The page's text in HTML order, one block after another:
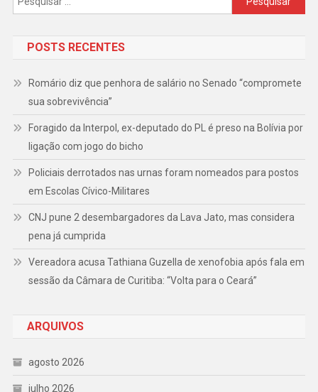
por:
POSTS RECENTES
Romário diz que penhora de salário no Senado “compromete
sua sobrevivência”
Foragido da Interpol, ex-deputado do PL é preso na Bolívia por
ligação com jogo do bicho
Policiais derrotados nas urnas foram nomeados para postos
em Escolas Cívico-Militares
CNJ pune 2 desembargadores da Lava Jato, mas considera
pena já cumprida
Vereadora acusa Tathiana Guzella de xenofobia após fala em
sessão da Câmara de Curitiba: “Volta para o Ceará”
ARQUIVOS
agosto 2026
julho 2026